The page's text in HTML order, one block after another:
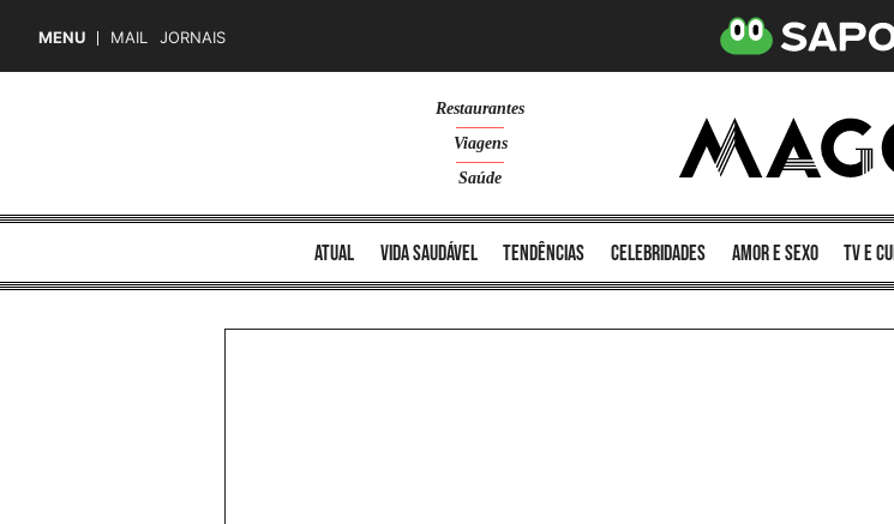
MENU MAIL JORNAIS
Restaurantes
Viagens
Saúde
atual vida saudável tendências celebridades amor e sexo TV e